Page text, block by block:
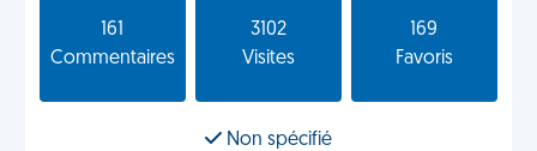
161
Commentaires
3102
Visites
169
Favoris
Non spécifié